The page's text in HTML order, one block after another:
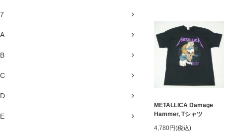
7
A
B
C
D
E
METALLICA Damage
Hammer, Tシャツ
4,780円(税込)